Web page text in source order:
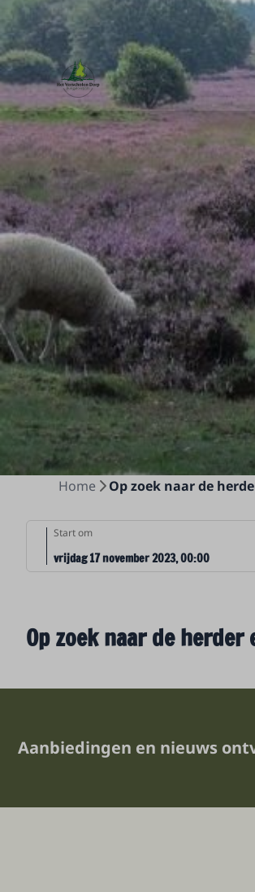
Home Op zoek naar de
Start om
vrijdag 17 november 2023, 00:00
Op zoek naar de herder
Aanbiedingen en nieuws